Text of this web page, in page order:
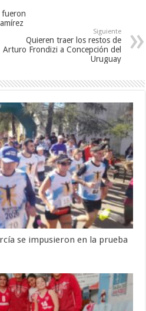
fueron
Siguiente
Quieren traer los restos de
Arturo Frondizi a Concepción del
Uruguay
se impusieron en la prueba